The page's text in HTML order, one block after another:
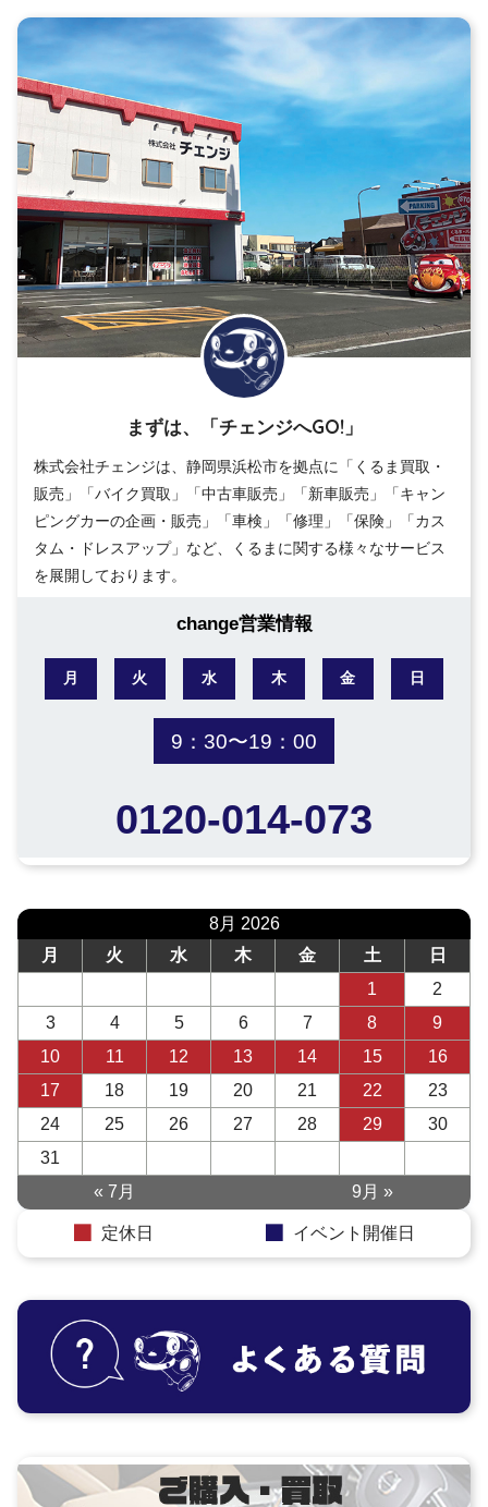
まずは、「チェンジへGO!」
株式会社チェンジは、静岡県浜松市を拠点に「くるま買取・
販売」「バイク買取」「中古車販売」「新車販売」「キャン
ピングカーの企画・販売」「車検」「修理」「保険」「カス
タム・ドレスアップ」など、くるまに関する様々なサービス
を展開しております。
change営業情報
月 火 水 木 金 日
9：30〜19：00
0120-014-073
8月 2026
月
火 水 木 金 土
日
1
2
3
4 5 6 7 8
9
10
11 12 13 14 15
16
17
18 19 20 21 22
23
24
25 26 27 28 29
30
31
« 7月
9月 »
定休日 イベント開催日